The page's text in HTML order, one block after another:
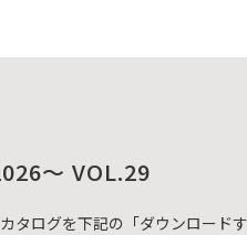
～ VOL.29
タログを下記の「ダウンロード